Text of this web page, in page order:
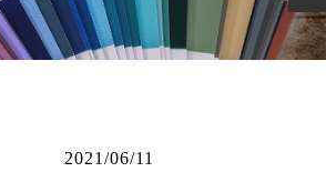
2021/06/11